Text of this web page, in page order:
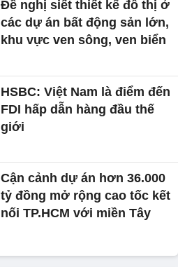
Đề nghị siết thiết kế đô thị ở
các dự án bất động sản lớn,
khu vực ven sông, ven biển
HSBC: Việt Nam là điểm đến
FDI hấp dẫn hàng đầu thế
giới
Cận cảnh dự án hơn 36.000
tỷ đồng mở rộng cao tốc kết
nối TP.HCM với miền Tây